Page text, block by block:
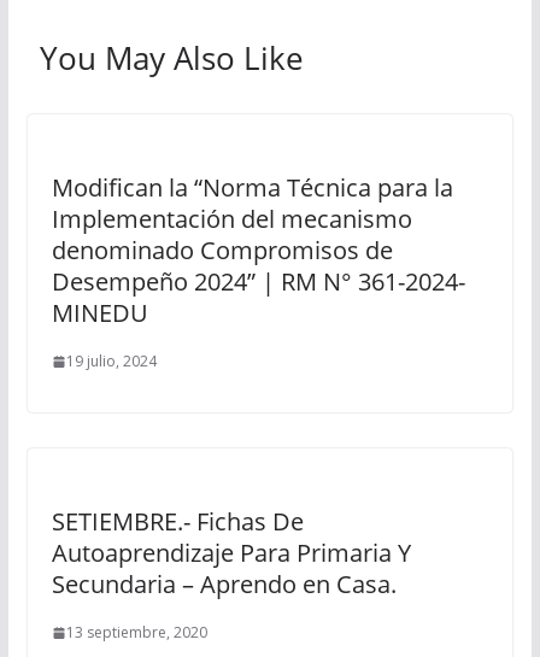
You May Also Like
Modifican la “Norma Técnica para la
Implementación del mecanismo
denominado Compromisos de
Desempeño 2024” | RM N° 361-2024-
MINEDU
19 julio, 2024
SETIEMBRE.- Fichas De
Autoaprendizaje Para Primaria Y
Secundaria – Aprendo en Casa.
13 septiembre, 2020